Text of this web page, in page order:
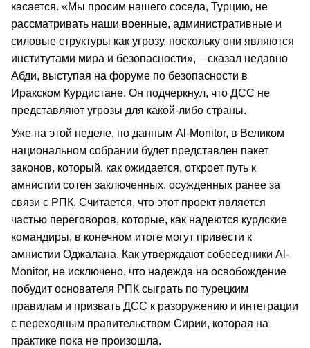
касается. «Мы просим нашего соседа, Турцию, не
рассматривать наши военные, административные и
силовые структуры как угрозу, поскольку они являются
институтами мира и безопасности», – сказал недавно
Абди, выступая на форуме по безопасности в
Иракском Курдистане. Он подчеркнул, что ДСС не
представляют угрозы для какой-либо страны.
Уже на этой неделе, по данным Al-Monitor, в Великом
национальном собрании будет представлен пакет
законов, который, как ожидается, откроет путь к
амнистии сотен заключенных, осужденных ранее за
связи с РПК. Считается, что этот проект является
частью переговоров, которые, как надеются курдские
командиры, в конечном итоге могут привести к
амнистии Оджалана. Как утверждают собеседники Al-
Monitor, не исключено, что надежда на освобождение
побудит основателя РПК сыграть по турецким
правилам и призвать ДСС к разоружению и интеграции
с переходным правительством Сирии, которая на
практике пока не произошла.